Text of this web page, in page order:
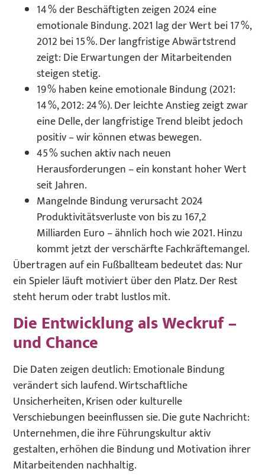
14 % der Beschäftigten zeigen 2024 eine
emotionale Bindung. 2021 lag der Wert bei 17 %,
2012 bei 15 %. Der langfristige Abwärtstrend
zeigt: Die Erwartungen der Mitarbeitenden
steigen stetig.
19 % haben keine emotionale Bindung (2021:
14 %, 2012: 24 %). Der leichte Anstieg zeigt zwar
eine Delle, der langfristige Trend bleibt jedoch
positiv – wir können etwas bewegen.
45 % suchen aktiv nach neuen
Herausforderungen – ein konstant hoher Wert
seit Jahren.
Mangelnde Bindung verursacht 2024
Produktivitätsverluste von bis zu 167,2
Milliarden Euro – ähnlich hoch wie 2021. Hinzu
kommt jetzt der verschärfte Fachkräftemangel.
Übertragen auf ein Fußballteam bedeutet das: Nur
ein Spieler läuft motiviert über den Platz. Der Rest
steht herum oder trabt lustlos mit.
Die Entwicklung als Weckruf –
und Chance
Die Daten zeigen deutlich: Emotionale Bindung
verändert sich laufend. Wirtschaftliche
Unsicherheiten, Krisen oder kulturelle
Verschiebungen beeinflussen sie. Die gute Nachricht:
Unternehmen, die ihre Führungskultur aktiv
gestalten, erhöhen die Bindung und Motivation ihrer
Mitarbeitenden nachhaltig.